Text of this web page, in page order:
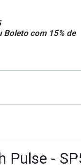
Boleto com 15% de
Pulse -